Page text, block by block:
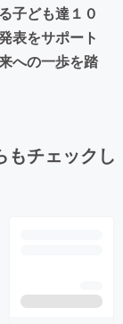
子ども達１０
表をサポート
への一歩を踏
もチェックし